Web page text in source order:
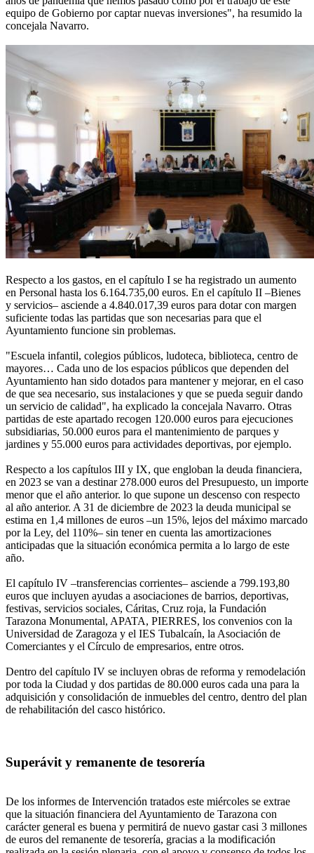
equipo de Gobierno por captar nuevas inversiones", ha resumido la
concejala Navarro.
Respecto a los gastos, en el capítulo I se ha registrado un aumento
en Personal hasta los 6.164.735,00 euros. En el capítulo II –Bienes
y servicios– asciende a 4.840.017,39 euros para dotar con margen
suficiente todas las partidas que son necesarias para que el
Ayuntamiento funcione sin problemas.
"Escuela infantil, colegios públicos, ludoteca, biblioteca, centro de
mayores… Cada uno de los espacios públicos que dependen del
Ayuntamiento han sido dotados para mantener y mejorar, en el caso
de que sea necesario, sus instalaciones y que se pueda seguir dando
un servicio de calidad", ha explicado la concejala Navarro. Otras
partidas de este apartado recogen 120.000 euros para ejecuciones
subsidiarias, 50.000 euros para el mantenimiento de parques y
jardines y 55.000 euros para actividades deportivas, por ejemplo.
Respecto a los capítulos III y IX, que engloban la deuda financiera,
en 2023 se van a destinar 278.000 euros del Presupuesto, un importe
menor que el año anterior. lo que supone un descenso con respecto
al año anterior. A 31 de diciembre de 2023 la deuda municipal se
estima en 1,4 millones de euros –un 15%, lejos del máximo marcado
por la Ley, del 110%– sin tener en cuenta las amortizaciones
anticipadas que la situación económica permita a lo largo de este
año.
El capítulo IV –transferencias corrientes– asciende a 799.193,80
euros que incluyen ayudas a asociaciones de barrios, deportivas,
festivas, servicios sociales, Cáritas, Cruz roja, la Fundación
Tarazona Monumental, APATA, PIERRES, los convenios con la
Universidad de Zaragoza y el IES Tubalcaín, la Asociación de
Comerciantes y el Círculo de empresarios, entre otros.
Dentro del capítulo IV se incluyen obras de reforma y remodelación
por toda la Ciudad y dos partidas de 80.000 euros cada una para la
adquisición y consolidación de inmuebles del centro, dentro del plan
de rehabilitación del casco histórico.
Superávit y remanente de tesorería
De los informes de Intervención tratados este miércoles se extrae
que la situación financiera del Ayuntamiento de Tarazona con
carácter general es buena y permitirá de nuevo gastar casi 3 millones
de euros del remanente de tesorería, gracias a la modificación